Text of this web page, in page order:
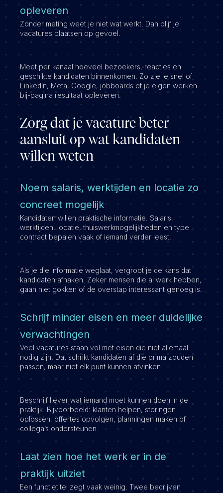
opleveren
Zonder meting weet je niet wat werkt. Dan blijf je
vacatures plaatsen op gevoel.
Meet per kanaal hoeveel bezoekers, reacties en
geschikte kandidaten binnenkomen. Zo zie je snel of
LinkedIn, Meta, Google, jobboards of je eigen werken-
bij-pagina resultaat opleveren.
Zorg dat je vacature beter
aansluit op wat kandidaten
willen weten
Noem salaris, werktijden en locatie zo
concreet mogelijk
Kandidaten willen praktische informatie. Salaris,
werktijden, locatie, thuiswerkmogelijkheden en type
contract bepalen vaak of iemand verder leest.
Als je die informatie weglaat, vergroot je de kans dat
kandidaten afhaken. Zeker mensen die al werk hebben,
gaan niet gokken of de overstap interessant genoeg is.
Schrijf minder eisen en meer duidelijke
verwachtingen
Veel vacatures staan vol met eisen die niet allemaal
nodig zijn. Dat schrikt kandidaten af die prima zouden
passen, maar niet elk punt kunnen afvinken.
Beschrijf liever wat iemand moet kunnen doen in de
praktijk. Bijvoorbeeld: klanten helpen, storingen
oplossen, offertes opvolgen, planningen maken of
collega’s ondersteunen.
Laat zien hoe het werk er in de
praktijk uitziet
Een functietitel zegt vaak weinig. Twee bedrijven